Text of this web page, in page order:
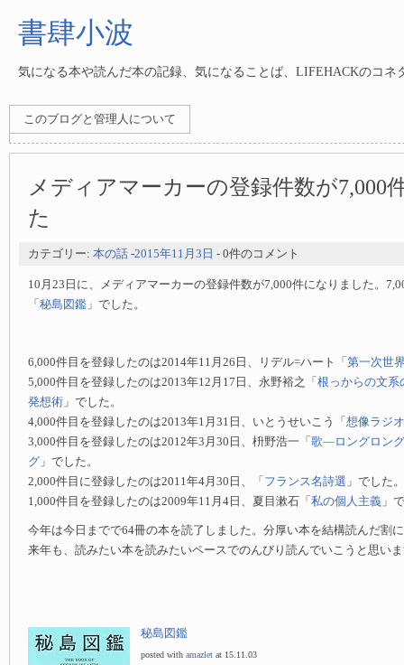
書肆小波
気になる本や読んだ本の記録、気になることば、LIFEHACKのコネ
このブログと管理人について
メディアマーカーの登録件数が7,000
た
カテゴリー: 本の話 -2015年11月3日 - 0件のコメント
10月23日に、メディアマーカーの登録件数が7,000件になりました。
「 秘島図鑑 」でした。
6,000件目を登録したのは2014年11月26日、リデル=ハート「 第一次世
5,000件目を登録したのは2013年12月17日、永野裕之「 根っからの文系
発想術 」でした。
4,000件目を登録したのは2013年1月31日、いとうせいこう「 想像ラジオ
3,000件目を登録したのは2012年3月30日、枡野浩一「 歌—ロングロン
グ 」でした。
2,000件目に登録したのは2011年4月30日、「 フランス名詩選 」でした。
1,000件目を登録したのは2009年11月4日、夏目漱石「 私の個人主義 」
今年は今日までで64冊の本を読了しました。分厚い本を結構読んだ割
来年も、読みたい本を読みたいペースでのんびり読んでいこうと思い
秘島図鑑
posted with amazlet at 15.11.03